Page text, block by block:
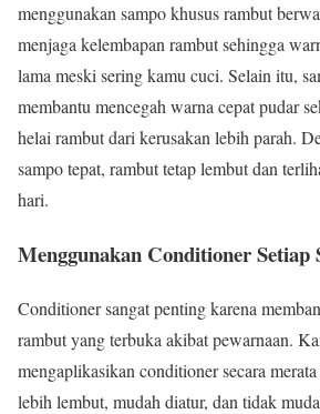
menggunakan sampo khusus rambut
menjaga kelembapan rambut sehingga
lama meski sering kamu cuci. Selain itu,
membantu mencegah warna cepat pudar
helai rambut dari kerusakan lebih parah.
sampo tepat, rambut tetap lembut dan
hari.
Menggunakan Conditioner Setiap
Conditioner sangat penting karena
rambut yang terbuka akibat pewarnaan.
mengaplikasikan conditioner secara
lebih lembut, mudah diatur, dan tidak